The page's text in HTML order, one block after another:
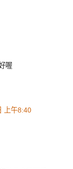
喔
上午8:40